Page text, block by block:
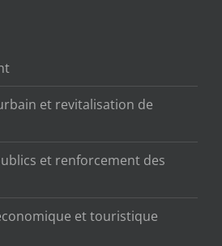
et revitalisation de
et renforcement des
et touristique